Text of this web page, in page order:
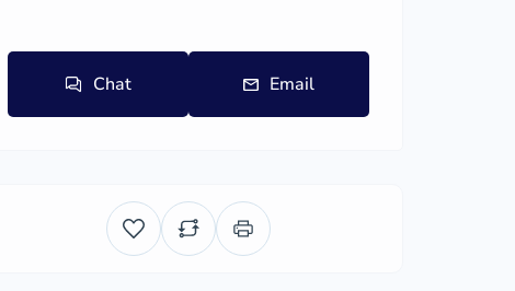
Chat Email